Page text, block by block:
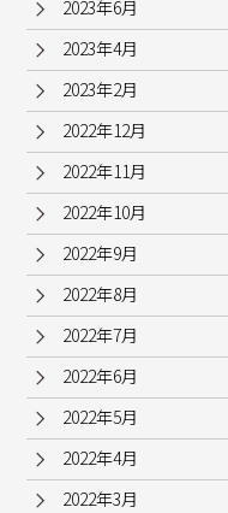
2023年6月
2023年4月
2023年2月
2022年12月
2022年11月
2022年10月
2022年9月
2022年8月
2022年7月
2022年6月
2022年5月
2022年4月
2022年3月